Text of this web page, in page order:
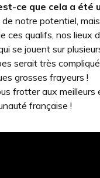
ce que cela a été
notre potentiel,
ces qualifs, nos
se jouent sur
serait très
grosses frayeurs !
frotter aux
française !